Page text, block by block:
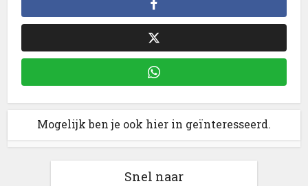
Mogelijk ben je ook hier in geïnteresseerd.
Snel naar